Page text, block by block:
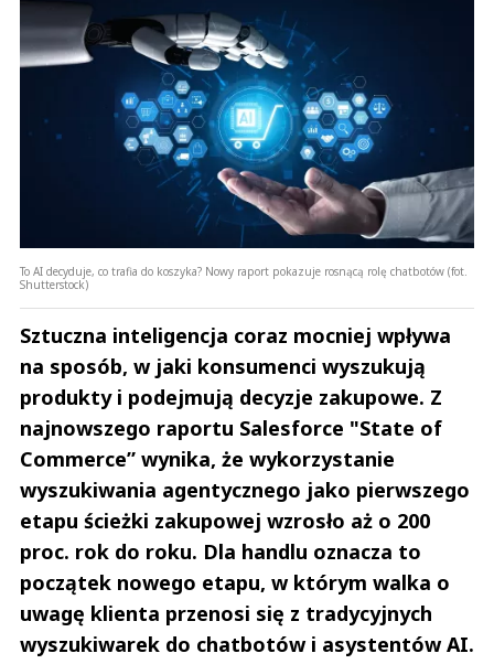
To AI decyduje, co trafia do koszyka? Nowy raport pokazuje rosnącą rolę chatbotów (fot.
Shutterstock)
Sztuczna inteligencja coraz mocniej wpływa
na sposób, w jaki konsumenci wyszukują
produkty i podejmują decyzje zakupowe. Z
najnowszego raportu Salesforce "State of
Commerce” wynika, że wykorzystanie
wyszukiwania agentycznego jako pierwszego
etapu ścieżki zakupowej wzrosło aż o 200
proc. rok do roku. Dla handlu oznacza to
początek nowego etapu, w którym walka o
uwagę klienta przenosi się z tradycyjnych
wyszukiwarek do chatbotów i asystentów AI.